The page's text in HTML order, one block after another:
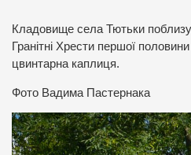
Кладовище села Тютьки поблизу
Гранітні Хрести першої
цвинтарна каплиця.
Фото Вадима Пастернака